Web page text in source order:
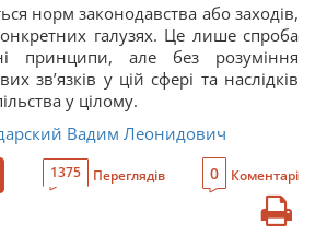
норм законодавства або заходів,
галузях. Це лише спроба
принципи, але без розуміння
зв’язків у цій сфері та наслідків
у цілому.
Вадим Леонидович
1375 Переглядів 0 Коментарі